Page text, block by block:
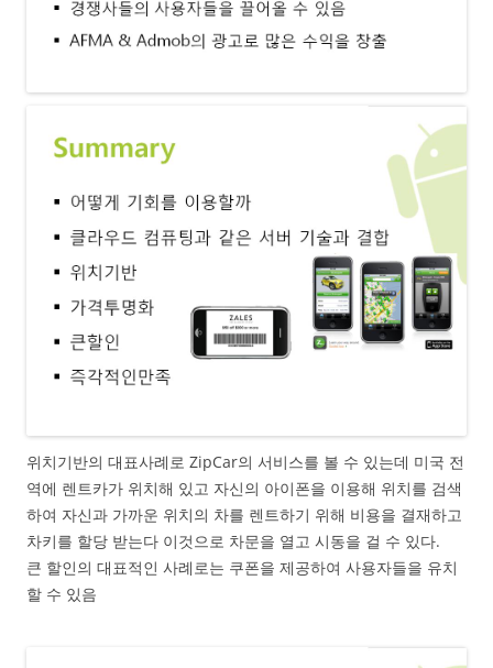
위치기반의 대표사례로 ZipCar의 서비스를 볼 수 있는데 미국 전
역에 렌트카가 위치해 있고 자신의 아이폰을 이용해 위치를 검색
하여 자신과 가까운 위치의 차를 렌트하기 위해 비용을 결재하고
차키를 할당 받는다 이것으로 차문을 열고 시동을 걸 수 있다.
큰 할인의 대표적인 사례로는 쿠폰을 제공하여 사용자들을 유치
할 수 있음